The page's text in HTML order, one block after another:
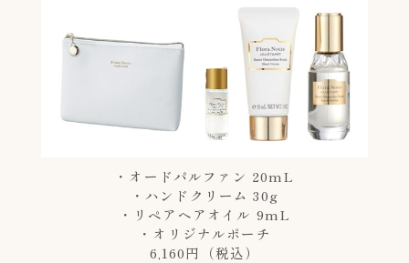
・オードパルファン 20mL
・ハンドクリーム 30g
・リペアヘアオイル 9mL
・オリジナルポーチ
6,160円（税込）